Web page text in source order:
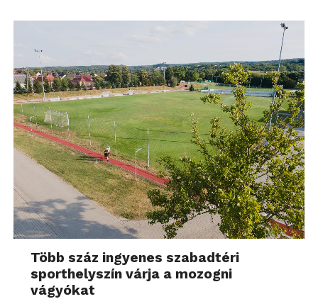
Több száz ingyenes szabadtéri
sporthelyszín várja a mozogni
vágyókat